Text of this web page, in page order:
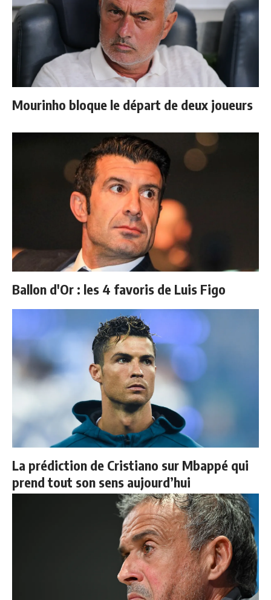
Mourinho bloque le départ de deux joueurs
Ballon d'Or : les 4 favoris de Luis Figo
La prédiction de Cristiano sur Mbappé qui
prend tout son sens aujourd’hui